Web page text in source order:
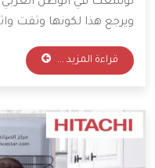
توسعت في الوطن العربي
ويرجع هذا لكونها وثقت
من العلامات الأخرى،
يتساءلون حول أرقام
قراءة المزيد ...